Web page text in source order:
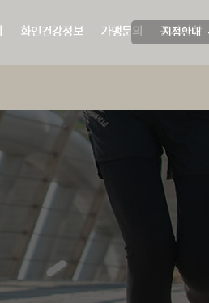
화인건강정보 가맹문의 공지사항
지점안내